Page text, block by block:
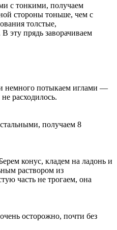
с тонкими, получаем
стороны тоньше, чем с
толстые,
эту прядь заворачиваем
немного потыкаем иглами —
расходилось.
получаем 8
конус, кладем на ладонь и
раствором из
часть не трогаем, она
осторожно, почти без